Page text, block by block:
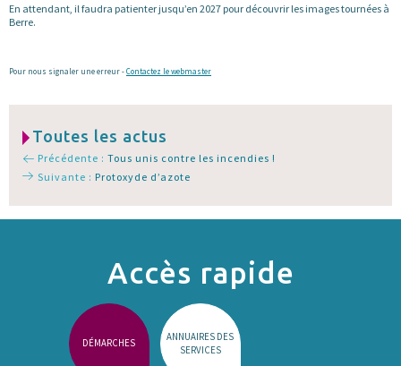
En attendant, il faudra patienter jusqu’en 2027 pour découvrir les images tournées à
Berre.
Pour nous signaler une erreur -Contactez le webmaster
Toutes les actus
Précédente : Tous unis contre les incendies !
Suivante : Protoxyde d’azote
Accès rapide
DÉMARCHES
ANNUAIRES DES
SERVICES